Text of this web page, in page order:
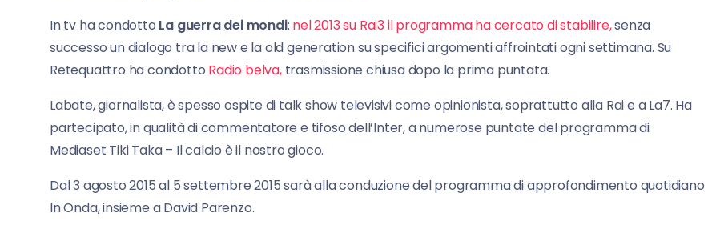
In tv ha condotto La guerra dei mondi: nel 2013 su Rai3 il programma ha cercato di stabilire,senza
successo un dialogo tra la new e la old generation su specifici argomenti affrointati ogni settimana. Su
Retequattro ha condotto Radio belva, trasmissione chiusa dopo la prima puntata.
Labate, giornalista, è spesso ospite di talk show televisivi come opinionista, soprattutto alla Rai e a La7. Ha
partecipato, in qualità di commentatore e tifoso dell’Inter, a numerose puntate del programma di
Mediaset Tiki Taka – Il calcio è il nostro gioco.
Dal 3 agosto 2015 al 5 settembre 2015 sarà alla conduzione del programma di approfondimento quotidiano
In Onda, insieme a David Parenzo.